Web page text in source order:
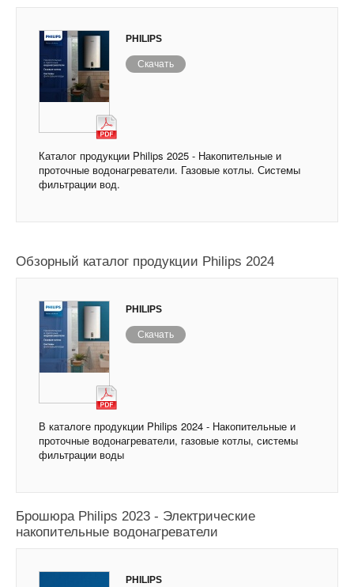
PHILIPS
Скачать
Каталог продукции Philips 2025 - Накопительные и
проточные водонагреватели. Газовые котлы. Системы
фильтрации вод.
Обзорный каталог продукции Philips 2024
PHILIPS
Скачать
В каталоге продукции Philips 2024 - Накопительные и
проточные водонагреватели, газовые котлы, системы
фильтрации воды
Брошюра Philips 2023 - Электрические
накопительные водонагреватели
PHILIPS